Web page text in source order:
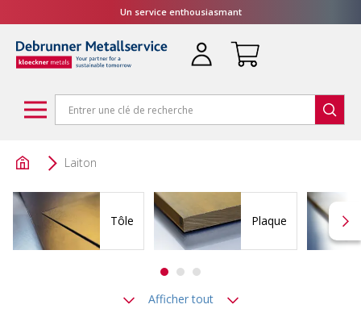
Un service enthousiasmant
Laiton
Tôle Plaque
Afficher tout